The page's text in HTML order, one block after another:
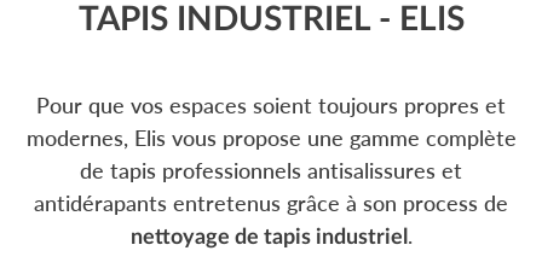
TAPIS INDUSTRIEL - ELIS
Pour que vos espaces soient toujours propres et
modernes, Elis vous propose une gamme complète
de tapis professionnels antisalissures et
antidérapants entretenus grâce à son process de
nettoyage de tapis industriel .